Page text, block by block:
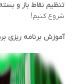
تنظیم نقاط باز و
شروع کنیم!
آموزش برنامه ریزی برد 455